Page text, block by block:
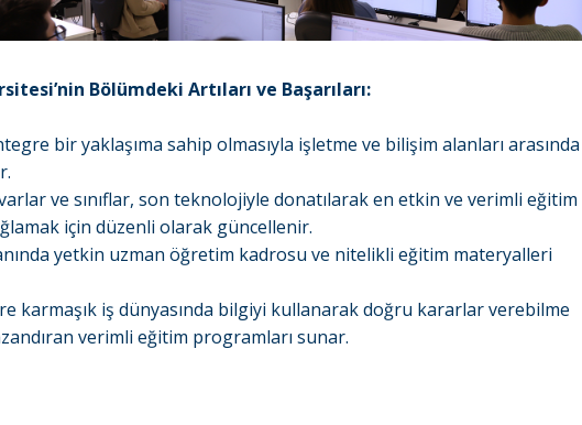
Bölümdeki Artıları ve Başarıları:
bir yaklaşıma sahip olmasıyla işletme ve bilişim alanları arasında
ve sınıflar, son teknolojiyle donatılarak en etkin ve verimli eğitim
için düzenli olarak güncellenir.
yetkin uzman öğretim kadrosu ve nitelikli eğitim materyalleri
karmaşık iş dünyasında bilgiyi kullanarak doğru kararlar verebilme
verimli eğitim programları sunar.